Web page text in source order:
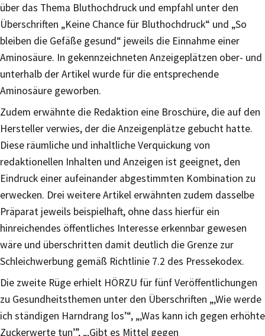
über das Thema Bluthochdruck und empfahl unter den
Überschriften „Keine Chance für Bluthochdruck“ und „So
bleiben die Gefäße gesund“ jeweils die Einnahme einer
Aminosäure. In gekennzeichneten Anzeigeplätzen ober- und
unterhalb der Artikel wurde für die entsprechende
Aminosäure geworben.
Zudem erwähnte die Redaktion eine Broschüre, die auf den
Hersteller verwies, der die Anzeigenplätze gebucht hatte.
Diese räumliche und inhaltliche Verquickung von
redaktionellen Inhalten und Anzeigen ist geeignet, den
Eindruck einer aufeinander abgestimmten Kombination zu
erwecken. Drei weitere Artikel erwähnten zudem dasselbe
Präparat jeweils beispielhaft, ohne dass hierfür ein
hinreichendes öffentliches Interesse erkennbar gewesen
wäre und überschritten damit deutlich die Grenze zur
Schleichwerbung gemäß Richtlinie 7.2 des Pressekodex.
Die zweite Rüge erhielt HÖRZU für fünf Veröffentlichungen
zu Gesundheitsthemen unter den Überschriften „‚Wie werde
ich ständigen Harndrang los’“, „‚Was kann ich gegen erhöhte
Zuckerwerte tun’”, „‚Gibt es Mittel gegen